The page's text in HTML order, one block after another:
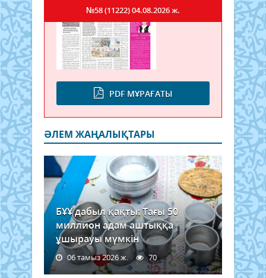
PDF МҰРАҒАТЫ
№58 (11222)04.08.2026 ж.
ӘЛЕМ ЖАҢАЛЫҚТАРЫ
БҰҰ дабыл қақты: Тағы 50
миллион адам аштыққа
ұшырауы мүмкін
06 тамыз 2026 ж. 70